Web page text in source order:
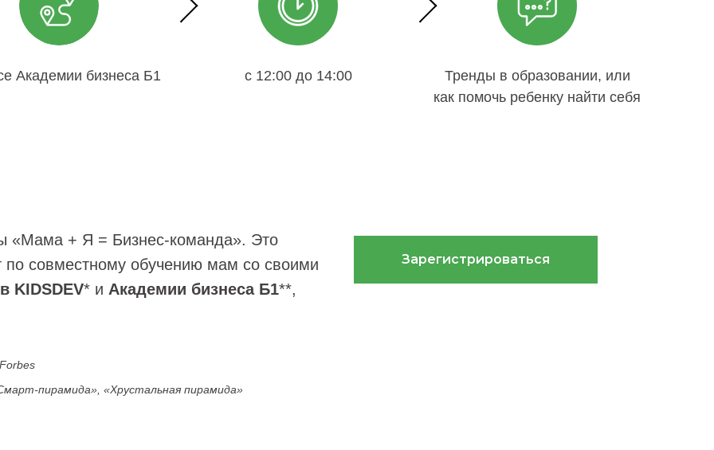
Академии бизнеса Б1 с 12:00 до 14:00
Тренды в образовании, или
как помочь ребенку найти себя
«Мама + Я = Бизнес-команда». Это
по совместному обучению мам со своими
KIDSDEV* и Академии бизнеса Б1**,
пирамида», «Хрустальная пирамида»
Зарегистрироваться